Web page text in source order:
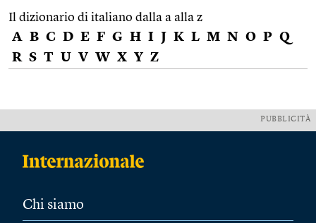
Il dizionario di italiano dalla a alla z
A B C D E F G H I J K L M N O P Q
R S T U V W X Y Z
PUBBLICITÀ
Chi siamo